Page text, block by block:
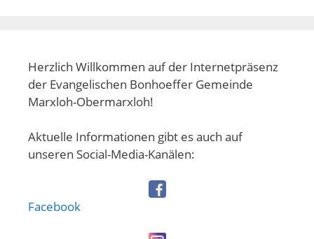
Herzlich Willkommen auf der Internetpräsenz
der Evangelischen Bonhoeffer Gemeinde
Marxloh-Obermarxloh!
Aktuelle Informationen gibt es auch auf
unseren Social-Media-Kanälen:
Facebook